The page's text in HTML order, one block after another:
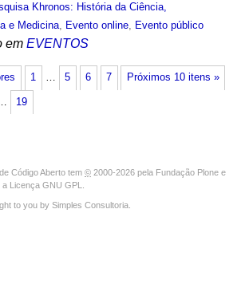
Khronos: História da Ciência,
e Medicina, Evento online, Evento público
em EVENTOS
Próximos 10 itens »
1 … 5 6 7
19
Código Aberto tem © 2000-2026 pela Fundação Plone e
a Licença GNU GPL
to you by Simples Consultoria